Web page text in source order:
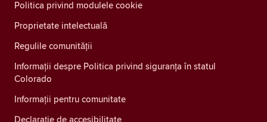
Politica privind modulele cookie
Proprietate intelectuală
Regulile comunității
Informații despre Politica privind siguranța în statul
Colorado
Informații pentru comunitate
Declarație de accesibilitate